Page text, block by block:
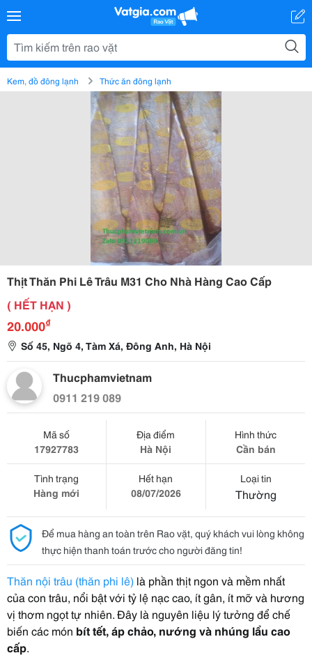
Kem, đồ đông lạnh Thức ăn đông lạnh
Thịt Thăn Phi Lê Trâu M31 Cho Nhà Hàng Cao Cấp
( HẾT HẠN )
20.000₫
Số 45, Ngõ 4, Tàm Xá, Đông Anh, Hà Nội
Thucphamvietnam
0911 219 089
Mã số
17927783
Địa điểm
Hà Nội
Hình thức
Cần bán
Tình trạng
Hàng mới
Hết hạn
08/07/2026
Loại tin
Thường
Để mua hàng an toàn trên Rao vặt, quý khách vui lòng không
thực hiện thanh toán trước cho người đăng tin!
Thăn nội trâu (thăn phi lê) là phần thịt ngon và mềm nhất
của con trâu, nổi bật với tỷ lệ nạc cao, ít gân, ít mỡ và hương
vị thơm ngọt tự nhiên. Đây là nguyên liệu lý tưởng để chế
biến các món bít tết, áp chảo, nướng và nhúng lẩu cao
cấp.